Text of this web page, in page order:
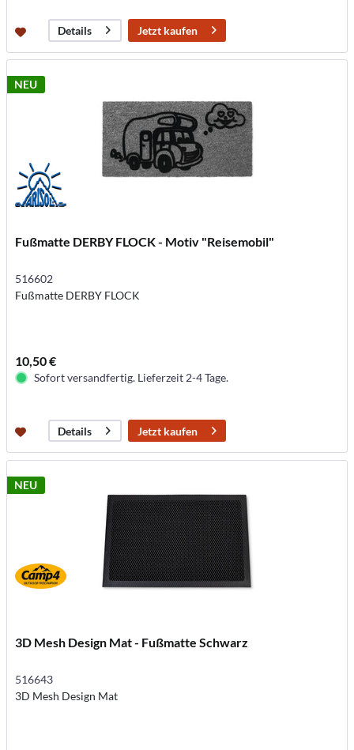
Details Jetzt kaufen
NEU
Fußmatte DERBY FLOCK - Motiv "Reisemobil"
516602
Fußmatte DERBY FLOCK
10,50 €
Sofort versandfertig. Lieferzeit 2-4 Tage.
Details Jetzt kaufen
NEU
3D Mesh Design Mat - Fußmatte Schwarz
516643
3D Mesh Design Mat